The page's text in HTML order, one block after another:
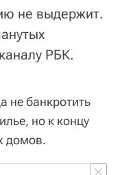
не выдержит.
РБК.
не банкротить
но к концу
домов.